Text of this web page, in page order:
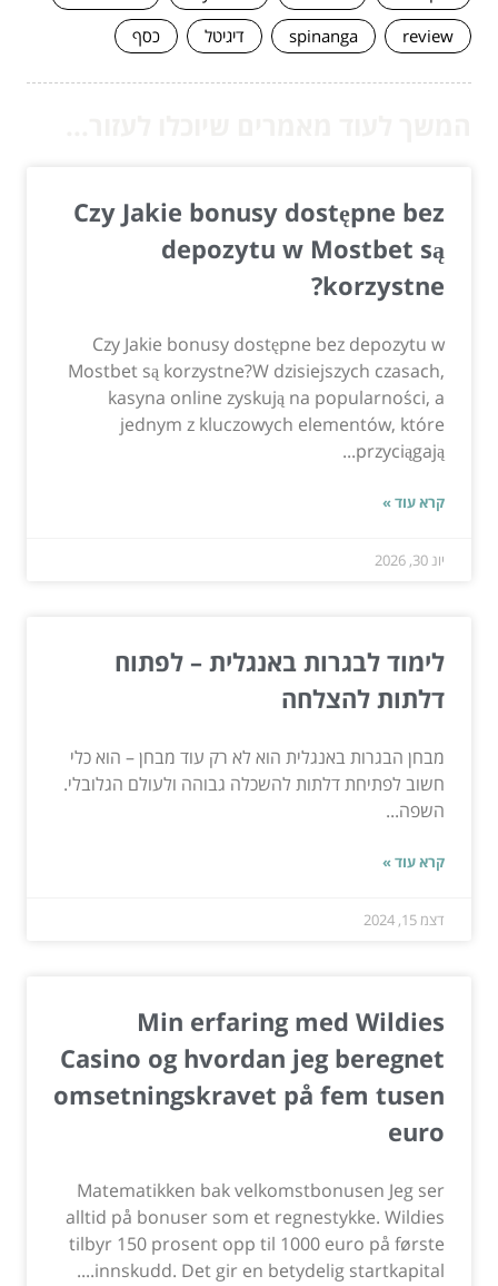
review
spinanga דיגיטל כסף
Czy Jakie bonusy dostępne bez
depozytu w Mostbet są
korzystne?
Czy Jakie bonusy dostępne bez depozytu w
Mostbet są korzystne?W dzisiejszych czasach,
kasyna online zyskują na popularności, a
jednym z kluczowych elementów, które
przyciągają...
קרא עוד »
יונ 30, 2026
לימוד לבגרות באנגלית – לפתוח
דלתות להצלחה
מבחן הבגרות באנגלית הוא לא רק עוד מבחן – הוא כלי
חשוב לפתיחת דלתות להשכלה גבוהה ולעולם הגלובלי.
השפה...
קרא עוד »
דצמ 15, 2024
Min erfaring med Wildies
Casino og hvordan jeg beregnet
omsetningskravet på fem tusen
euro
Matematikken bak velkomstbonusen Jeg ser
alltid på bonuser som et regnestykke. Wildies
tilbyr 150 prosent opp til 1000 euro på første
innskudd. Det gir en betydelig startkapital....